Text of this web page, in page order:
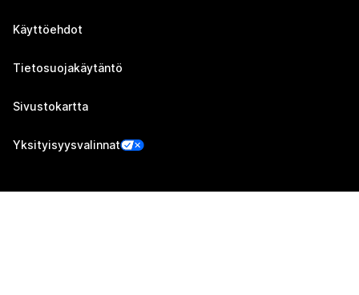
Käyttöehdot
Tietosuojakäytäntö
Sivustokartta
Yksityisyysvalinnat